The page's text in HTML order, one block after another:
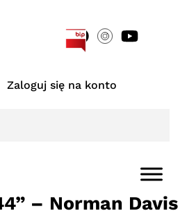
Zaloguj się na konto
– Norman Davis